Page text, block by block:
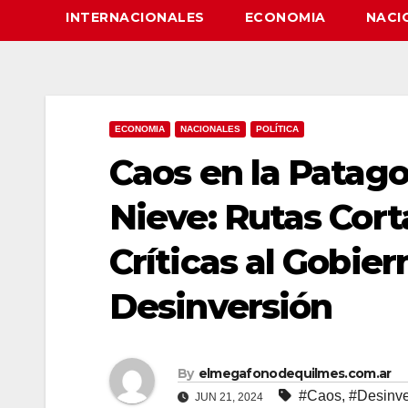
INTERNACIONALES ECONOMIA
ECONOMIA NACIONALES POLÍTICA
Caos en la
Nieve: Rutas
Críticas al
Desinversión
By elmegafonodequilmes.com.ar
JUN 21, 2024 #Caos,